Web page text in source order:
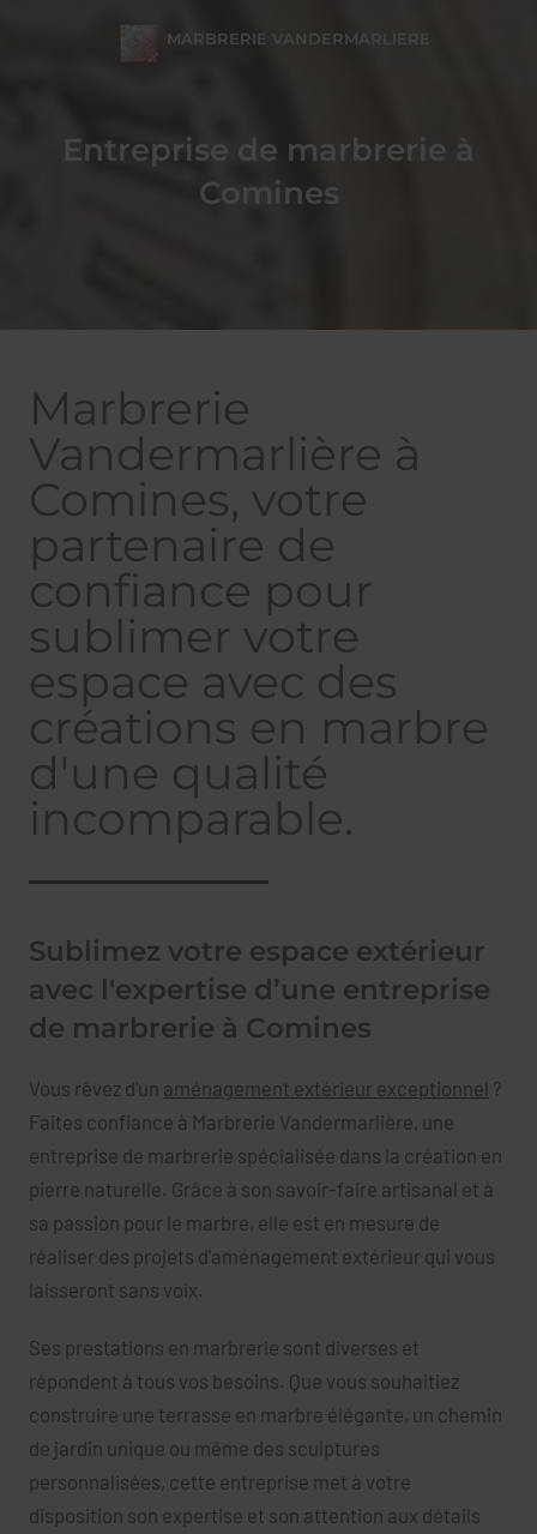
Entreprise de marbrerie à
Comines
Marbrerie
Vandermarlière à
Comines, votre
partenaire de
confiance pour
sublimer votre
espace avec des
créations en marbre
d'une qualité
incomparable.
Sublimez votre espace extérieur
avec l'expertise d’une entreprise
de marbrerie à Comines
Vous rêvez d'un aménagement extérieur exceptionnel ?
Faites confiance à Marbrerie Vandermarlière, une
entreprise de marbrerie spécialisée dans la création en
pierre naturelle. Grâce à son savoir-faire artisanal et à
sa passion pour le marbre, elle est en mesure de
réaliser des projets d'aménagement extérieur qui vous
laisseront sans voix.
Ses prestations en marbrerie sont diverses et
répondent à tous vos besoins. Que vous souhaitiez
construire une terrasse en marbre élégante, un chemin
de jardin unique ou même des sculptures
personnalisées, cette entreprise met à votre
disposition son expertise et son attention aux détails
MARBRERIE VANDERMARLIERE